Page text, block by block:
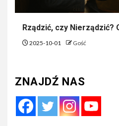
Rządzić, czy Nierządzić?
2025-10-01 Gość
ZNAJDŹ NAS